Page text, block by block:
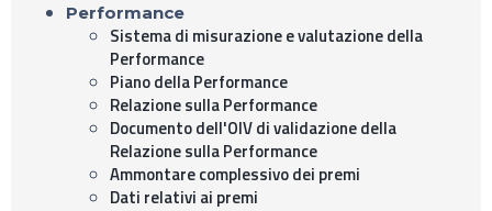
Performance
Sistema di misurazione e valutazione della
Performance
Piano della Performance
Relazione sulla Performance
Documento dell'OIV di validazione della
Relazione sulla Performance
Ammontare complessivo dei premi
Dati relativi ai premi